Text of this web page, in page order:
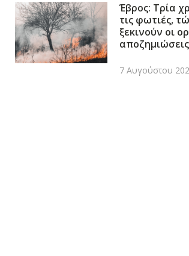
Έβρος: Τρία
τις φωτιές,
ξεκινούν οι
αποζημιώσεις
7 Αυγούστου